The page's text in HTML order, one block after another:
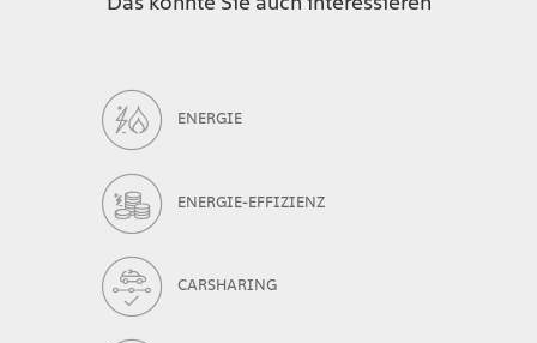
ENERGIE
ENERGIE-EFFIZIENZ
CARSHARING